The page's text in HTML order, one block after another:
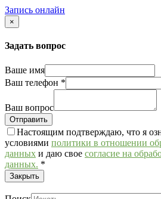
Запись онлайн
×
Задать вопрос
Ваше имя
Ваш телефон *
Ваш вопрос
Настоящим подтверждаю, что я
условиями политики в отношении
данных и даю свое согласие на
данных. *
Закрыть